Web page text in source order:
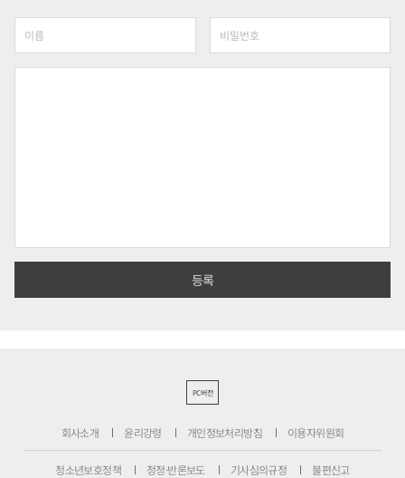
PC버전
회사소개 윤리강령 개인정보처리방침 이용자위원회
청소년보호정책 정정·반론보도 기사심의규정 불편신고